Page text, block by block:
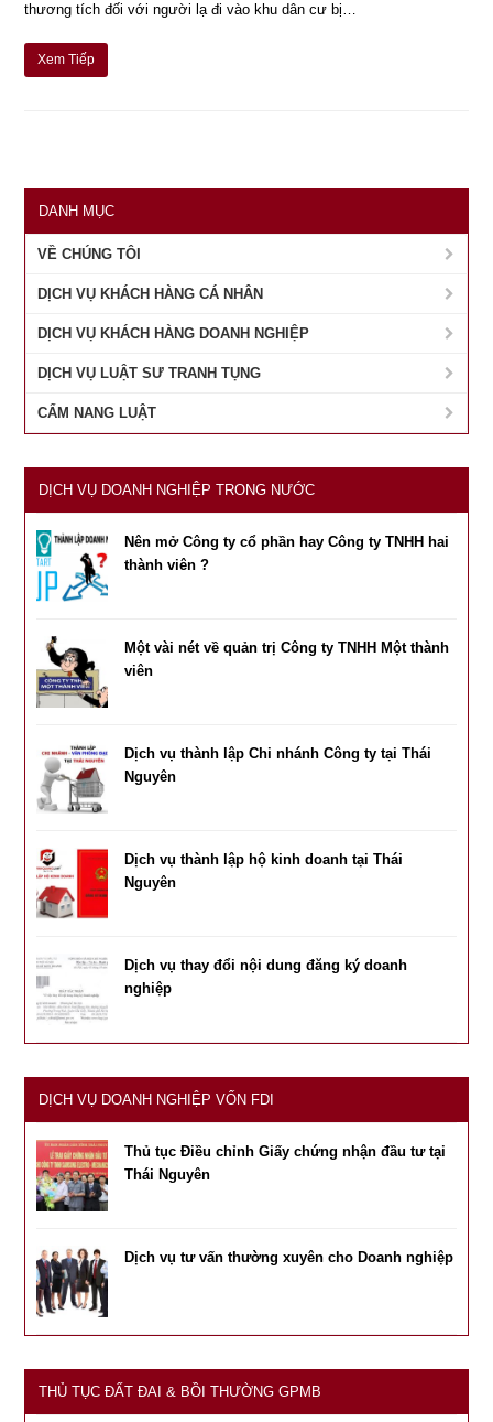
thương tích đối với người lạ đi vào khu dân cư bị…
Xem Tiếp
DANH MỤC
VỀ CHÚNG TÔI
DỊCH VỤ KHÁCH HÀNG CÁ NHÂN
DỊCH VỤ KHÁCH HÀNG DOANH NGHIỆP
DỊCH VỤ LUẬT SƯ TRANH TỤNG
CẨM NANG LUẬT
DỊCH VỤ DOANH NGHIỆP TRONG NƯỚC
Nên mở Công ty cổ phần hay Công ty TNHH hai
thành viên ?
Một vài nét về quản trị Công ty TNHH Một thành
viên
Dịch vụ thành lập Chi nhánh Công ty tại Thái
Nguyên
Dịch vụ thành lập hộ kinh doanh tại Thái
Nguyên
Dịch vụ thay đổi nội dung đăng ký doanh
nghiệp
DỊCH VỤ DOANH NGHIỆP VỐN FDI
Thủ tục Điều chỉnh Giấy chứng nhận đầu tư tại
Thái Nguyên
Dịch vụ tư vấn thường xuyên cho Doanh nghiệp
THỦ TỤC ĐẤT ĐAI & BỒI THƯỜNG GPMB